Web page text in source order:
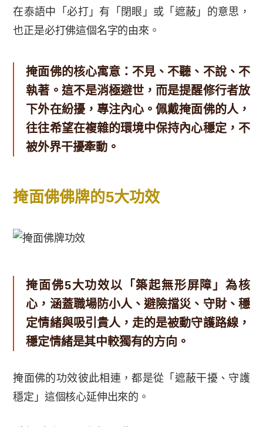
在泰語中「必打」有「閉眼」或「遮蔽」的意思，
也正是必打佛這個名字的由來。
掩面佛的核心寓意：不見、不聽、不說、不
執著。這不是消極避世，而是提醒修行者放
下外在紛擾，專注內心。佩戴掩面佛的人，
往往希望在複雜的環境中保持內心穩定，不
被外界干擾牽動。
掩面佛佛牌的5大功效
掩面佛5大功效以「築起無形屏障」為核
心，涵蓋職場防小人、避險擋災、守財、穩
定情緒與吸引貴人，走的是被動守護路線，
穩定情緒是其中較獨有的方向。
掩面佛的功效彼此相連，都是從「遮蔽干擾、守護
穩定」這個核心延伸出來的。